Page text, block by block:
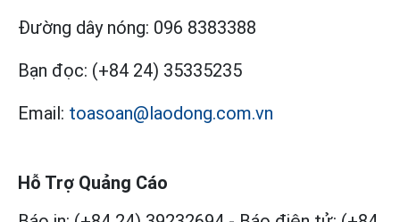
Đường dây nóng: 096 8383388
Bạn đọc: (+84 24) 35335235
Email: toasoan@laodong.com.vn
Hỗ Trợ Quảng Cáo